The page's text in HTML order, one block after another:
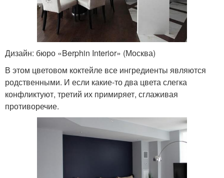
Дизайн: бюро «Berphin Interior» (Москва)
В этом цветовом коктейле все ингредиенты являются
родственными. И если какие-то два цвета слегка
конфликтуют, третий их примиряет, сглаживая
противоречие.